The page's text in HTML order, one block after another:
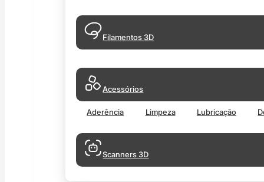
Filamentos 3D
Acessórios
Aderência Limpeza Lubricação
Scanners 3D